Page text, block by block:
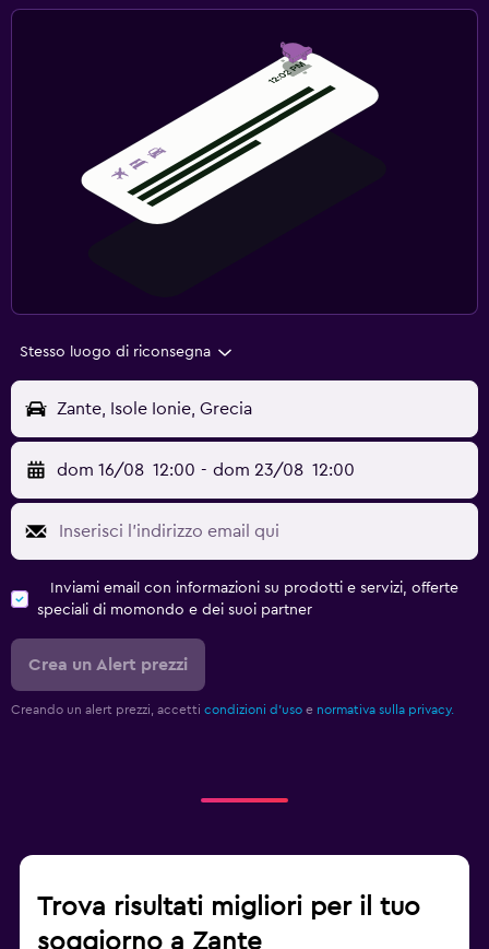
Stesso luogo di riconsegna
Zante, Isole Ionie, Grecia
dom 16/08 12:00 - dom 23/08 12:00
Inviami email con informazioni su prodotti e servizi, offerte
speciali di momondo e dei suoi partner
Crea un Alert prezzi
Creando un alert prezzi, accetti condizioni d'uso e normativa sulla privacy.
Trova risultati migliori per il tuo
soggiorno a Zante